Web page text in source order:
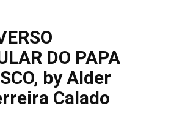
DO PAPA
by Alder
Calado